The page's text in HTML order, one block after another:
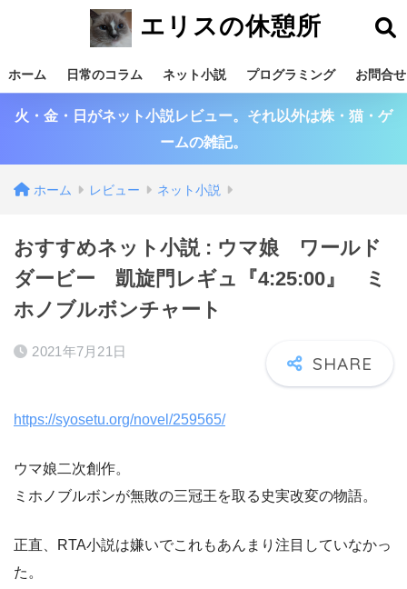
エリスの休憩所
ホーム 日常のコラム ネット小説 プログラミング お問合せ
火・金・日がネット小説レビュー。それ以外は株・猫・ゲ
ームの雑記。
ホーム レビュー ネット小説
おすすめネット小説 : ウマ娘 ワールド
ダービー 凱旋門レギュ『4:25:00』 ミ
ホノブルボンチャート
2021年7月21日
https://syosetu.org/novel/259565/
ウマ娘二次創作。
ミホノブルボンが無敗の三冠王を取る史実改変の物語。
正直、RTA小説は嫌いでこれもあんまり注目していなかっ
た。